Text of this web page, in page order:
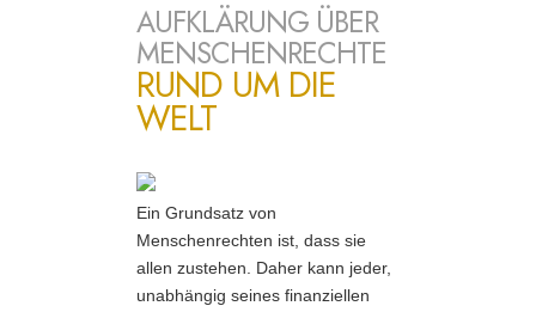
AUFKLÄRUNG ÜBER
MENSCHENRECHTE
RUND UM DIE
WELT
Ein Grundsatz von
Menschenrechten ist, dass sie
allen zustehen. Daher kann jeder,
unabhängig seines finanziellen